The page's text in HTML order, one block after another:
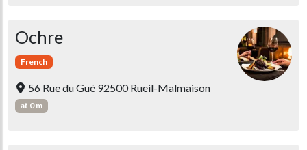
Ochre
French
56 Rue du Gué 92500 Rueil-Malmaison
at 0 m